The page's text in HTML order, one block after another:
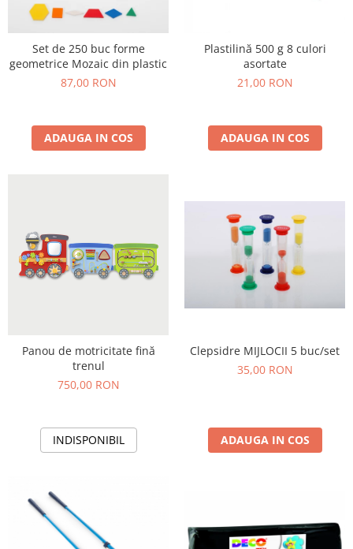
Vopsele
Biciclete si Triciclete
Biciclete
Biciclete Viking Challange
Biciclete Viking Explorer
Amenajări camere senzoriale
Echipamente camere senzoriale
Oferte pentru Camere Senzoriale
Jucarii de constructii
Jocuri matematice
Jucării de sortare
Dezvoltare proprioceptiva
Dezvoltare vestibulara
Echilibru
Set de 250 buc forme
geometrice Mozaic din plastic
87,00 RON
ADAUGA IN COS
Plastilină 500 g 8 culori
asortate
21,00 RON
ADAUGA IN COS
Panou de motricitate fină
trenul
750,00 RON
INDISPONIBIL
Clepsidre MIJLOCII 5 buc/set
35,00 RON
ADAUGA IN COS